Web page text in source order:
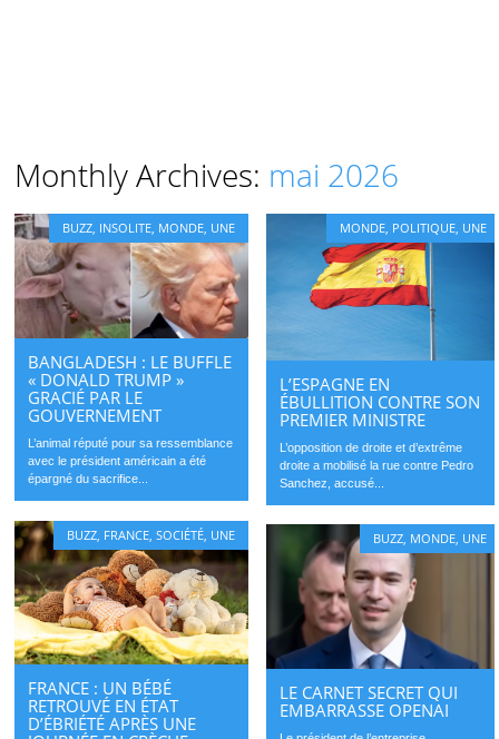
Monthly Archives: mai 2026
BUZZ INSOLITE MONDE UNE
BANGLADESH : LE BUFFLE
« DONALD TRUMP »
GRACIÉ PAR LE
GOUVERNEMENT
L’animal réputé pour sa ressemblance
avec le président américain a été
épargné du sacrifice...
MONDE POLITIQUE UNE
L’ESPAGNE EN
ÉBULLITION CONTRE SON
PREMIER MINISTRE
L’opposition de droite et d’extrême
droite a mobilisé la rue contre Pedro
Sanchez, accusé...
BUZZ FRANCE ,SOCIÉTÉ UNE
FRANCE : UN BÉBÉ
RETROUVÉ EN ÉTAT
D’ÉBRIÉTÉ APRÈS UNE
BUZZ MONDE UNE
LE CARNET SECRET QUI
EMBARRASSE OPENAI